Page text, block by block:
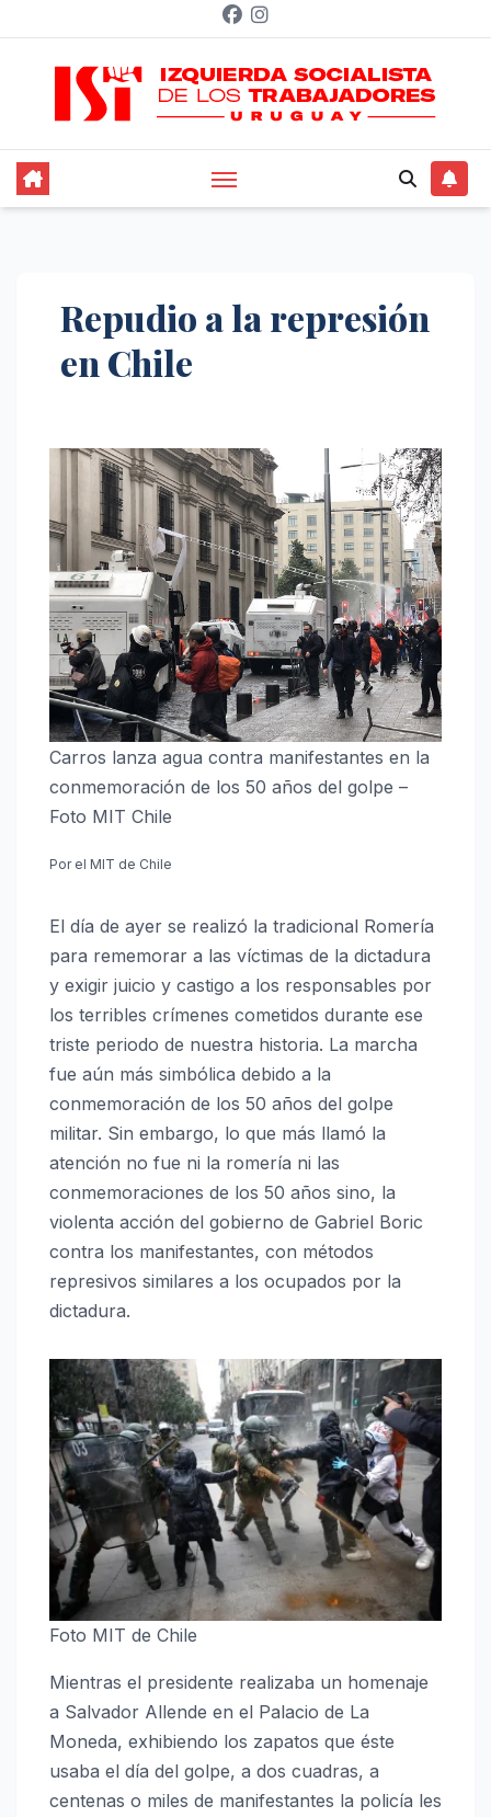
contenido
Repudio a la represión
en Chile
Carros lanza agua contra manifestantes en la
conmemoración de los 50 años del golpe –
Foto MIT Chile
Por el MIT de Chile
El día de ayer se realizó la tradicional Romería
para rememorar a las víctimas de la dictadura
y exigir juicio y castigo a los responsables por
los terribles crímenes cometidos durante ese
triste periodo de nuestra historia. La marcha
fue aún más simbólica debido a la
conmemoración de los 50 años del golpe
militar. Sin embargo, lo que más llamó la
atención no fue ni la romería ni las
conmemoraciones de los 50 años sino, la
violenta acción del gobierno de Gabriel Boric
contra los manifestantes, con métodos
represivos similares a los ocupados por la
dictadura.
Foto MIT de Chile
Mientras el presidente realizaba un homenaje
a Salvador Allende en el Palacio de La
Moneda, exhibiendo los zapatos que éste
usaba el día del golpe, a dos cuadras, a
centenas o miles de manifestantes la policía les